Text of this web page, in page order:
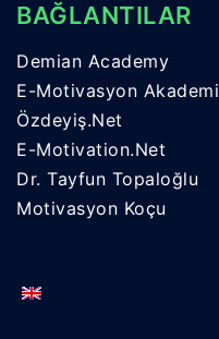
BAĞLANTILAR
Demian Academy
E-Motivasyon Akademi
Özdeyiş.Net
E-Motivation.Net
Dr. Tayfun Topaloğlu
Motivasyon Koçu